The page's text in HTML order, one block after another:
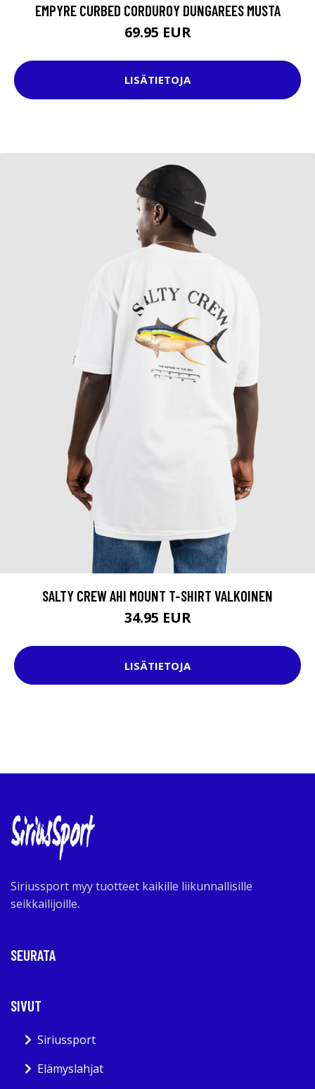
EMPYRE CURBED CORDUROY DUNGAREES MUSTA
69.95 EUR
LISÄTIETOJA
SALTY CREW AHI MOUNT T-SHIRT VALKOINEN
34.95 EUR
LISÄTIETOJA
Siriussport myy tuotteet kaikille liikunnallisille
seikkailijoille.
SEURATA
SIVUT
Siriussport
Elämyslahjat